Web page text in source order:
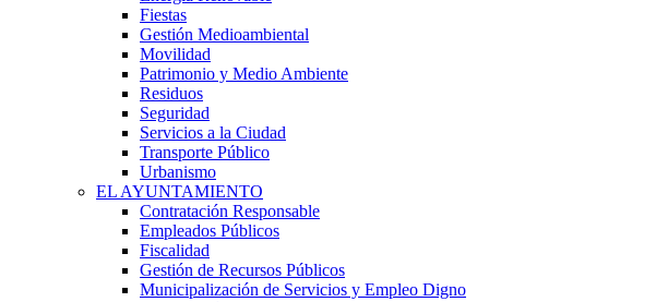
Fiestas
Gestión Medioambiental
Movilidad
Patrimonio y Medio Ambiente
Residuos
Seguridad
Servicios a la Ciudad
Transporte Público
Urbanismo
EL AYUNTAMIENTO
Contratación Responsable
Empleados Públicos
Fiscalidad
Gestión de Recursos Públicos
Municipalización de Servicios y Empleo Digno